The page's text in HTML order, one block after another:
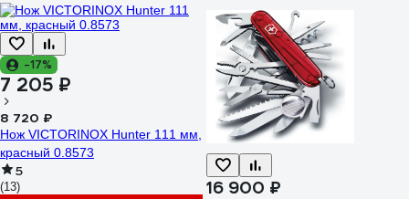
-17%
7 205 ₽
8 720 ₽
Нож VICTORINOX Hunter 111 мм,
красный 0.8573
5
(13) 16 900 ₽